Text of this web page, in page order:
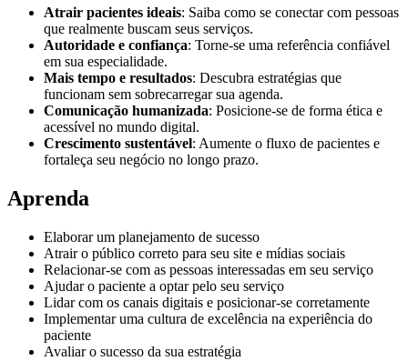
Atrair pacientes ideais: Saiba como se conectar com pessoas
que realmente buscam seus serviços.
Autoridade e confiança: Torne-se uma referência confiável
em sua especialidade.
Mais tempo e resultados: Descubra estratégias que
funcionam sem sobrecarregar sua agenda.
Comunicação humanizada: Posicione-se de forma ética e
acessível no mundo digital.
Crescimento sustentável: Aumente o fluxo de pacientes e
fortaleça seu negócio no longo prazo.
Aprenda
Elaborar um planejamento de sucesso
Atrair o público correto para seu site e mídias sociais
Relacionar-se com as pessoas interessadas em seu serviço
Ajudar o paciente a optar pelo seu serviço
Lidar com os canais digitais e posicionar-se corretamente
Implementar uma cultura de excelência na experiência do
paciente
Avaliar o sucesso da sua estratégia